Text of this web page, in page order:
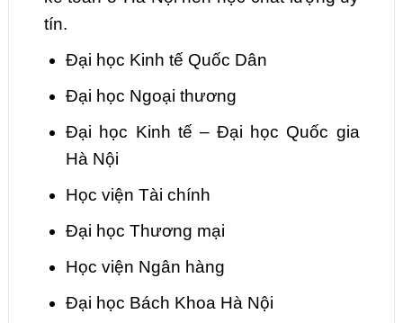
tín.
Đại học Kinh tế Quốc Dân
Đại học Ngoại thương
Đại học Kinh tế – Đại học Quốc gia
Hà Nội
Học viện Tài chính
Đại học Thương mại
Học viện Ngân hàng
Đại học Bách Khoa Hà Nội